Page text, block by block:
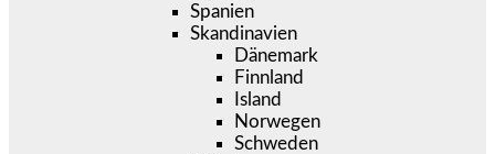
Spanien
Skandinavien
Dänemark
Finnland
Island
Norwegen
Schweden